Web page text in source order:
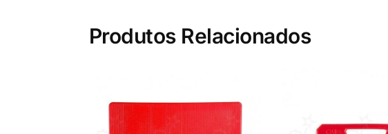
Produtos Relacionados